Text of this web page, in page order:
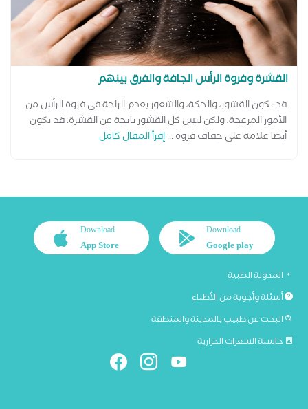
القشرة وفروة الرأس الجافة والفرق بينهم
قد تكون القشور، والحكة، والشعور بعدم الراحة في فروة الرأس من
الأمور المزعجة، ولكن ليس كل القشور ناتجة عن القشرة. قد تكون
أيضا علامة على جفاف فروة ...إقرأ المقال كامل
Download
Google play
Download
App Store
المدونة الطبية
أسئلة وأجوبة من الأطباء
البحث عن طبيب بالمدينة والمنطقة
حاسبة السعرات الحرارية